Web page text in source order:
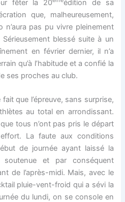
fêter la 20
édition de sa
que, malheureusement,
pas pu vivre pleinement
Sérieusement blessé suite à un
en février dernier, il n’a
qu’à l’habitude et a confié la
ses proches au club.
que l’épreuve, sans surprise,
au total en arrondissant.
tous n’ont pas pris le départ
La faute aux conditions
de journée ayant laissé la
et par conséquent
de l’après-midi. Mais, avec le
pluie-vent-froid qui a sévi la
du lundi, on se console en